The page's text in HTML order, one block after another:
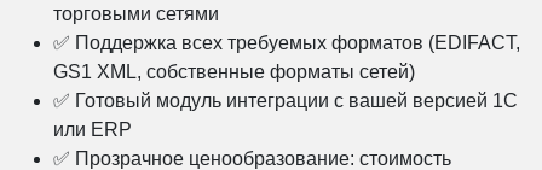
торговыми сетями
✅ Поддержка всех требуемых форматов (EDIFACT,
GS1 XML, собственные форматы сетей)
✅ Готовый модуль интеграции с вашей версией 1С
или ERP
✅ Прозрачное ценообразование: стоимость